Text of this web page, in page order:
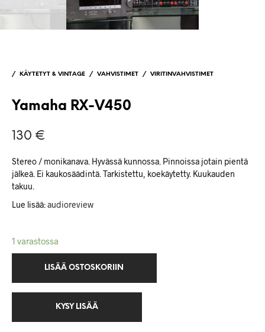
/ KÄYTETYT & VINTAGE / VAHVISTIMET / VIRITINVAHVISTIMET
Yamaha RX-V450
130 €
Stereo / monikanava. Hyvässä kunnossa. Pinnoissa jotain pientä
jälkeä. Ei kaukosäädintä. Tarkistettu, koekäytetty. Kuukauden
takuu.
Lue lisää:audioreview
1 varastossa
LISÄÄ OSTOSKORIIN